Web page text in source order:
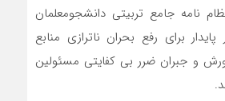
نامه جامع تربیتی دانشجومعلمان
برای رفع بحران ناترازی منابع
و جبران ضرر بی کفایتی مسئولین